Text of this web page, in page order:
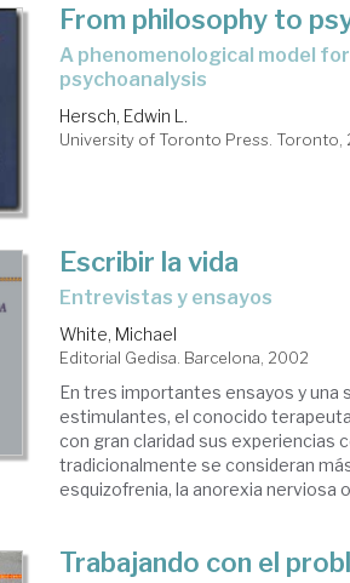
From philosophy to
a phenomenological model for psychology, psychiatry, and
psychoanalysis
Hersch, Edwin L.
University of Toronto Press. Toronto,
Escribir la vida
entrevistas y ensayos
White, Michael
Editorial Gedisa. Barcelona, 2002
En tres importantes ensayos y una
estimulantes, el conocido
con gran claridad sus experiencias
tradicionalmente se consideran
esquizofrenia, la anorexia nerviosa
Trabajando con el